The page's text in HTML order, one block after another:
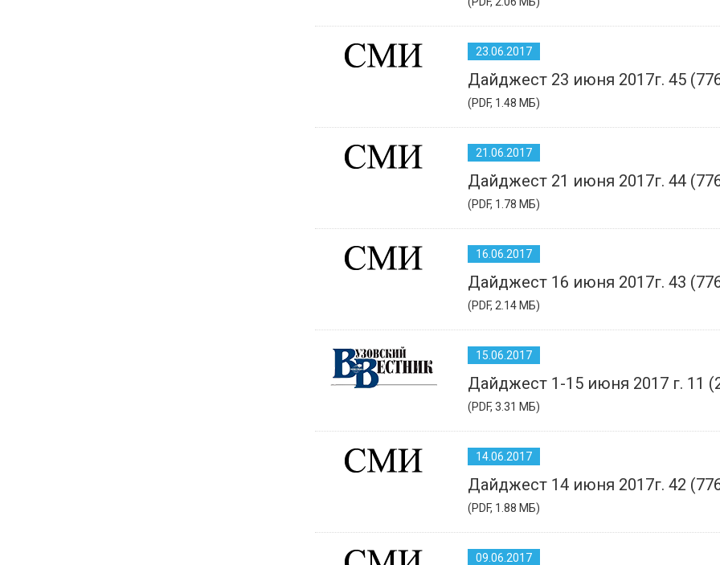
23.06.2017
Дайджест 23 июня 2017г. 45
(PDF, 1.48 МБ)
21.06.2017
Дайджест 21 июня 2017г. 44
(PDF, 1.78 МБ)
16.06.2017
Дайджест 16 июня 2017г. 43
(PDF, 2.14 МБ)
15.06.2017
Дайджест 1-15 июня 2017 г. 11
(PDF, 3.31 МБ)
14.06.2017
Дайджест 14 июня 2017г. 42
(PDF, 1.88 МБ)
09.06.2017